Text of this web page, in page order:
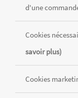
d'une
Cookies
savoir plus)
Cookies
Tous les produits
chaque magasin,